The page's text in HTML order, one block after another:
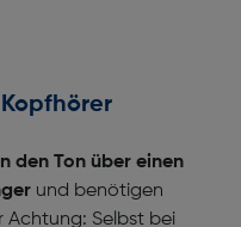
den Ton über einen
und benötigen
Achtung: Selbst bei